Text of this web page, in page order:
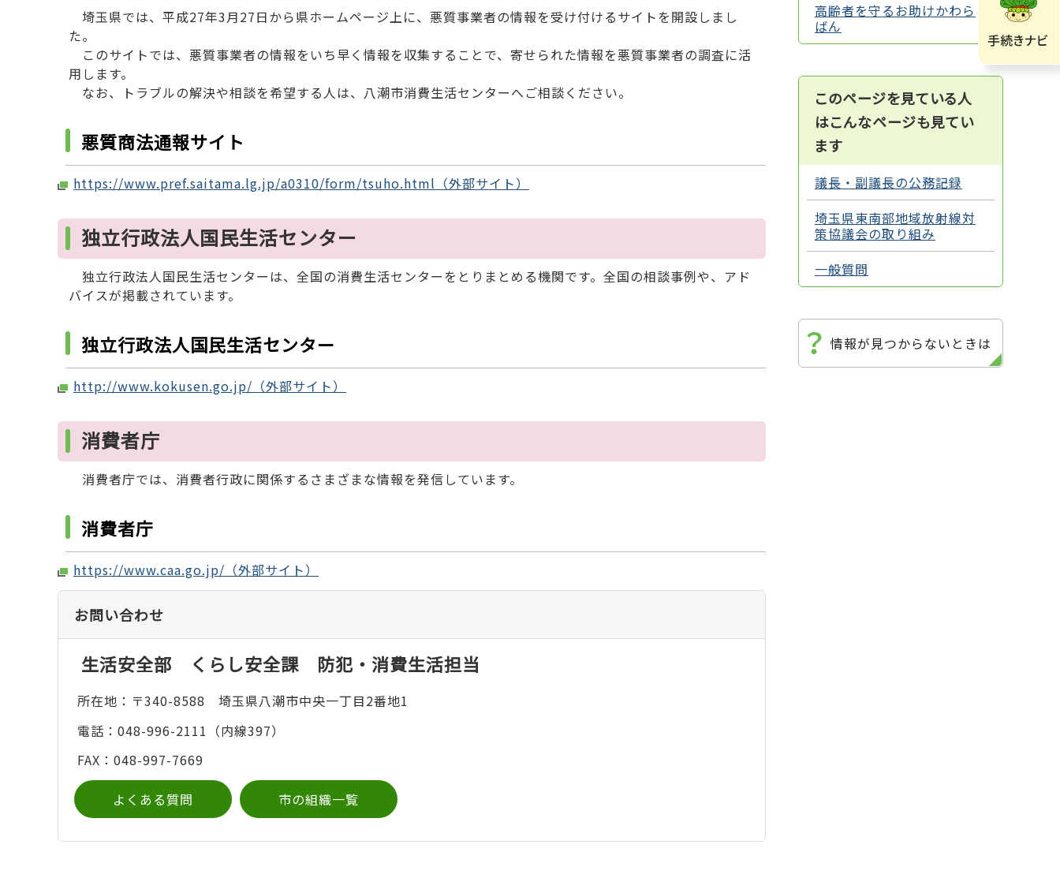
埼玉県では、平成27年3月27日から県ホームページ上に、悪質事業者の情報を受け付けるサイトを開設しまし
た。
このサイトでは、悪質事業者の情報をいち早く情報を収集することで、寄せられた情報を悪質事業者の調査に活
用します。
なお、トラブルの解決や相談を希望する人は、八潮市消費生活センターへご相談ください。
悪質商法通報サイト
https://www.pref.saitama.lg.jp/a0310/form/tsuho.html（外部サイト）
独立行政法人国民生活センター
独立行政法人国民生活センターは、全国の消費生活センターをとりまとめる機関です。全国の相談事例や、アド
バイスが掲載されています。
独立行政法人国民生活センター
http://www.kokusen.go.jp/（外部サイト）
消費者庁
消費者庁では、消費者行政に関係するさまざまな情報を発信しています。
消費者庁
https://www.caa.go.jp/（外部サイト）
お問い合わせ
生活安全部 くらし安全課 防犯・消費生活担当
所在地：〒340-8588 埼玉県八潮市中央一丁目2番地1
電話：048-996-2111（内線397）
FAX：048-997-7669
よくある質問 市の組織一覧
高齢者を守るお助けかわら
ばん
このページを見ている人
はこんなページも見てい
ます
議長・副議長の公務記録
埼玉県東南部地域放射線対
策協議会の取り組み
一般質問
情報が見つからないときは